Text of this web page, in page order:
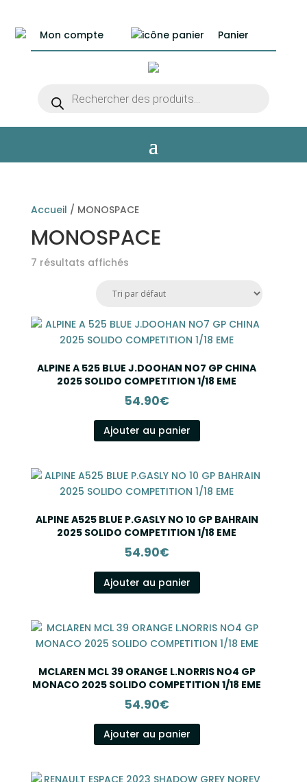
produits
Mon compte Panier
Accueil / MONOSPACE
MONOSPACE
7 résultats affichés
ALPINE A 525 BLUE J.DOOHAN NO7 GP CHINA
2025 SOLIDO COMPETITION 1/18 EME
54.90€
Ajouter au panier
ALPINE A525 BLUE P.GASLY NO 10 GP BAHRAIN
2025 SOLIDO COMPETITION 1/18 EME
54.90€
Ajouter au panier
MCLAREN MCL 39 ORANGE L.NORRIS NO4 GP
MONACO 2025 SOLIDO COMPETITION 1/18 EME
54.90€
Ajouter au panier